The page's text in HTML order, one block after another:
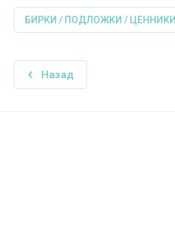
БИРКИ / ПОДЛОЖКИ / ЦЕННИКИ
Назад